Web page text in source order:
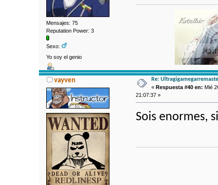
Mensajes: 75
Reputation Power: 3
Sexo:
Yo soy el genio
vayven
Re:
«Respuesta #40 en: Mié
21:07:37 »
Sois enormes,